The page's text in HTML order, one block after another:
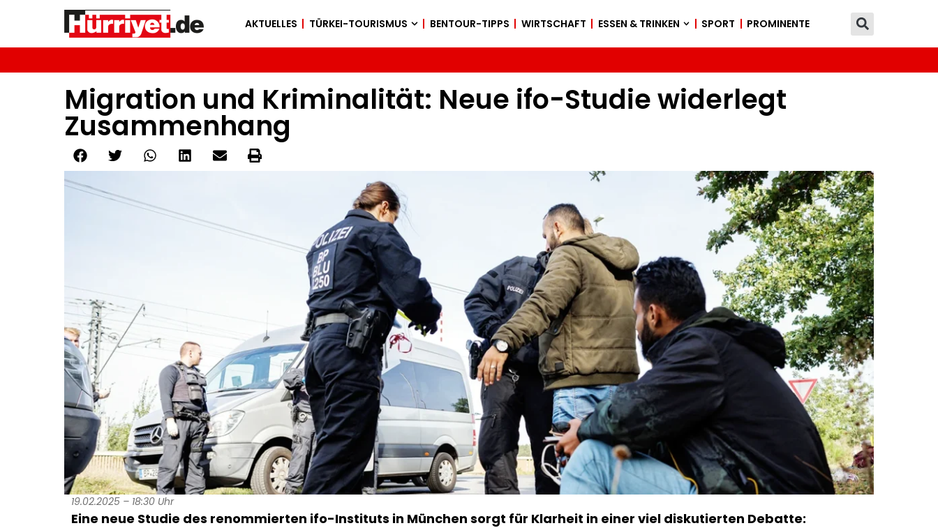
AKTUELLES TÜRKEI-TOURISMUS BENTOUR-TIPPS WIRTSCHAFT ESSEN & TRINKEN SPORT PROMINENTE
Migration und Kriminalität: Neue ifo-Studie widerlegt
Zusammenhang
19.02.2025 – 18:30 Uhr
Eine neue Studie des renommierten ifo-Instituts in München sorgt für Klarheit in einer viel diskutierten Debatte: